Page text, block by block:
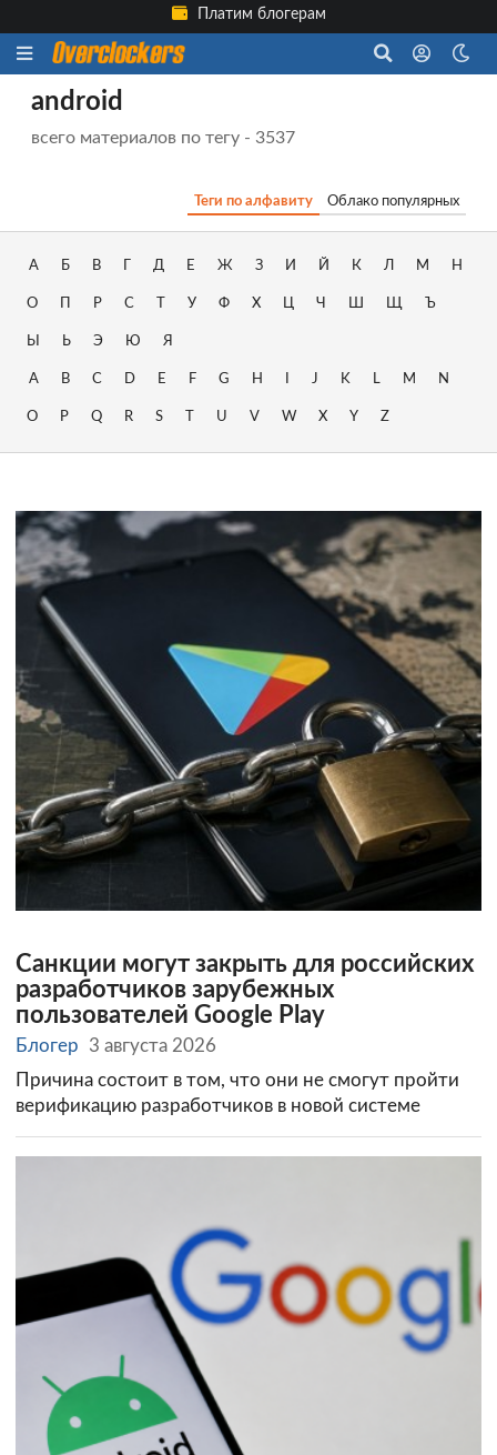
Платим блогерам
android
всего материалов по тегу - 3537
Теги по алфавиту Облако популярных
А Б В Д Е Ж З И Й К Л М Н
О Р С У Ф Х Ц Ч Ш Щ Ъ
Ы Ь Э Ю Я
A B C D E F G H J K L M N
O P Q R S U V W X Y Z
Санкции могут закрыть для российских
разработчиков зарубежных
пользователей Google Play
Блогер
3 августа 2026
Причина состоит в том, что они не смогут пройти
верификацию разработчиков в новой системе